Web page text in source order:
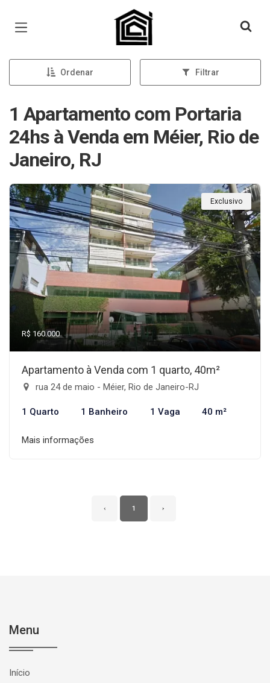
Página inicial
Ordenar Filtrar
1 Apartamento com Portaria
24hs à Venda em Méier, Rio de
Janeiro, RJ
Exclusivo
R$ 160.000
Apartamento à Venda com 1 quarto, 40m²
rua 24 de maio - Méier, Rio de Janeiro-RJ
1 Quarto 1 Banheiro 1 Vaga 40 m²
Mais informações
‹ 1 ›
Menu
Início